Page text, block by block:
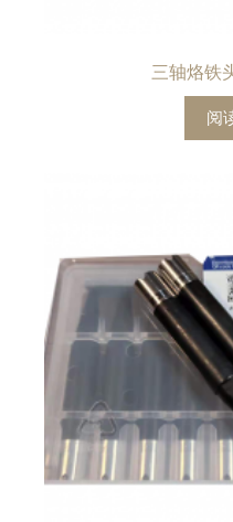
三轴烙铁
阅